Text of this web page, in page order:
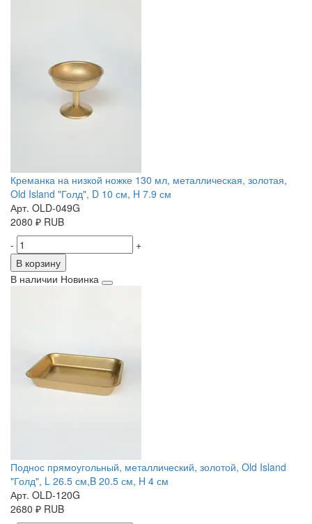
Креманка на низкой ножке 130 мл, металлическая, золотая,
Old Island "Голд", D 10 см, H 7.9 см
Арт. OLD-049G
2080 ₽ RUB
-
+
В корзину
В наличии Новинка
Поднос прямоугольный, металлический, золотой, Old Island
"Голд", L 26.5 см,B 20.5 см, H 4 см
Арт. OLD-120G
2680 ₽ RUB